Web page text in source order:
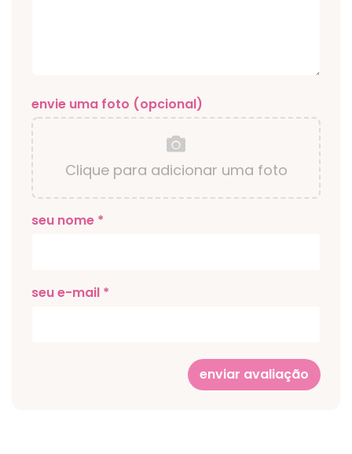
envie uma foto (opcional)
Clique para adicionar uma foto
seu nome *
seu e-mail *
enviar avaliação